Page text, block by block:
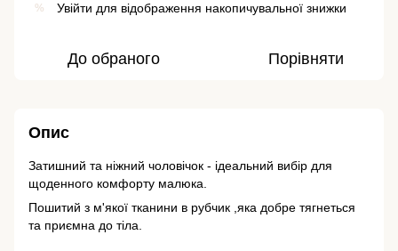
% Увійти для відображення накопичувальної знижки
До обраного Порівняти
Опис
Затишний та ніжний чоловічок - ідеальний вибір для
щоденного комфорту малюка.
Пошитий з м'якої тканини в рубчик ,яка добре тягнеться
та приємна до тіла.